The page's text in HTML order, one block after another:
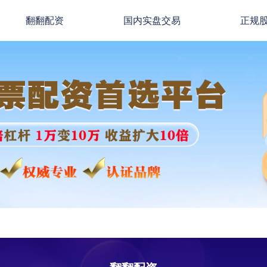
翻翻配资 国内实盘交易 正规